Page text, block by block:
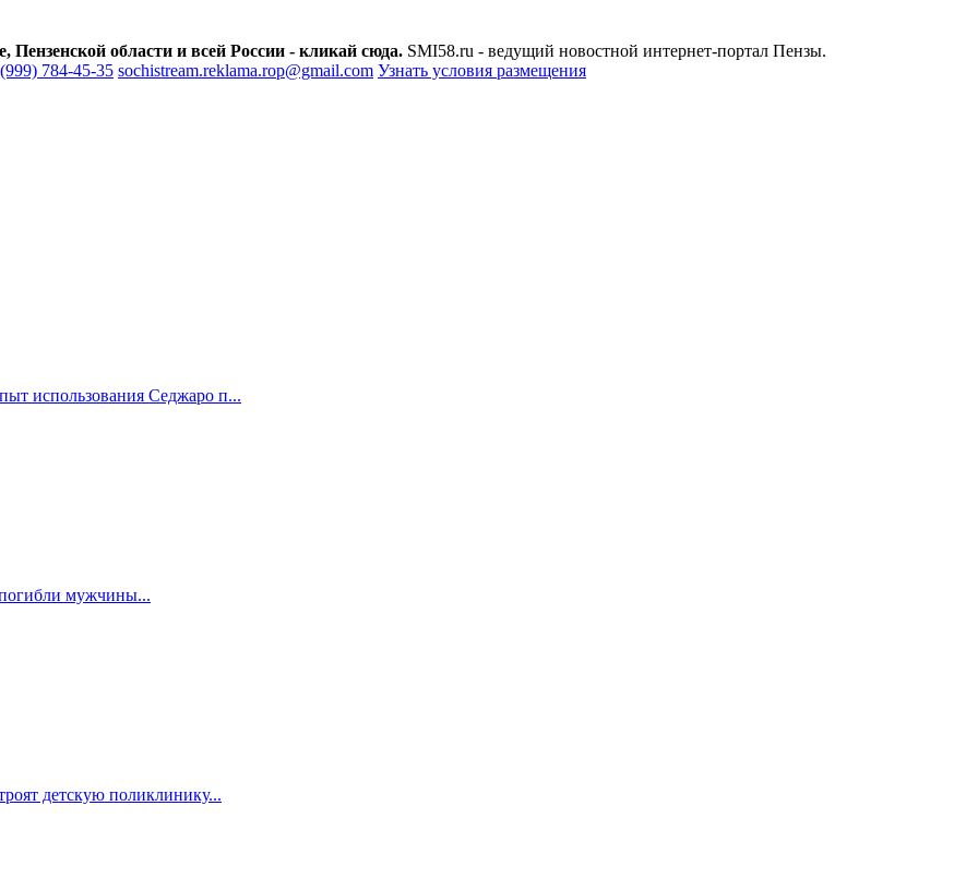
области и всей России - кликай сюда. SMI58.ru - ведущий новостной интернет-портал Пензы.
784-45-35 sochistream.reklama.rop@gmail.com Узнать условия размещения
использования Седжаро п...
мужчины...
детскую поликлинику...